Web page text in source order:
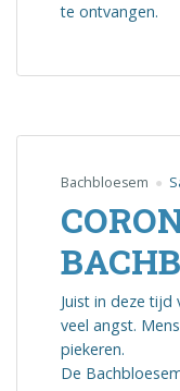
te ontvangen.
Bachbloesem
Juist in deze tijd
veel angst.
piekeren.
De